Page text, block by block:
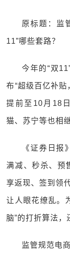
原标题：监
11”哪些套路？
今年的“双
布“超级百亿补贴
提前至10月18
猫、苏宁等也相
《证券日报
满减、秒杀、预
享返现、签到领
让人眼花缭乱。
脑”的打折算法，
监管规范电